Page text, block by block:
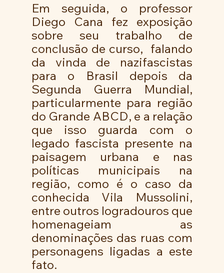
Em seguida, o professor
Diego Cana fez exposição
sobre seu trabalho de
conclusão de curso,  falando
da vinda de nazifascistas
para o Brasil depois da
Segunda Guerra Mundial,
particularmente para região
do Grande ABCD, e a relação
que isso guarda com o
legado fascista presente na
paisagem urbana e nas
políticas municipais na
região, como é o caso da
conhecida Vila Mussolini,
entre outros logradouros que
homenageiam as
denominações das ruas com
personagens ligadas a este
fato.